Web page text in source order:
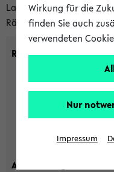
Lassen Sie sich alle
Räumen mit
Raumkriterien:
max. Plätze:
Ausstattung:
Wirkung für die
finden Sie auch
verwendeten
Nur
Impressum